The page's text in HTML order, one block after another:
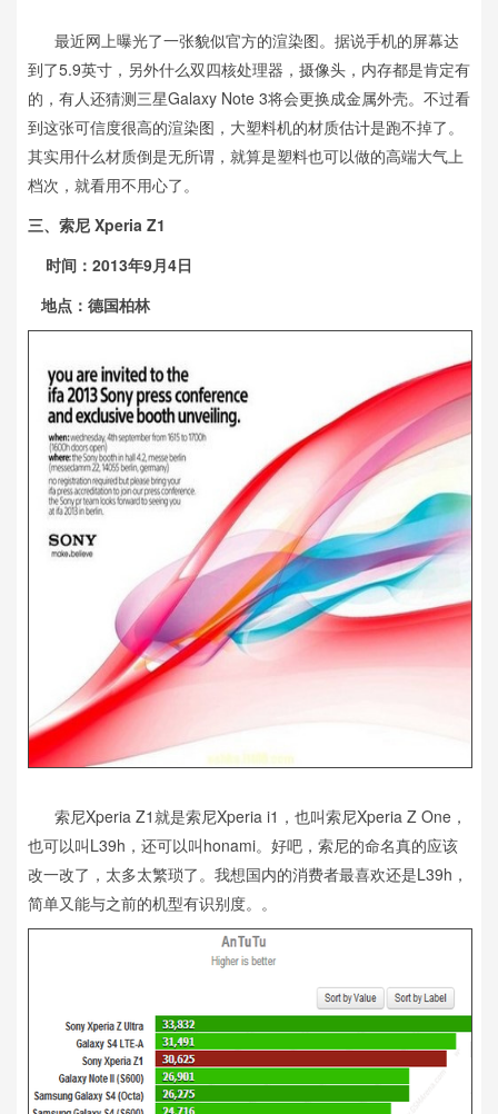
最近网上曝光了一张貌似官方的渲染图。据说手机的屏幕达
到了5.9英寸，另外什么双四核处理器，摄像头，内存都是肯定有
的，有人还猜测三星Galaxy Note 3将会更换成金属外壳。不过看
到这张可信度很高的渲染图，大塑料机的材质估计是跑不掉了。
其实用什么材质倒是无所谓，就算是塑料也可以做的高端大气上
档次，就看用不用心了。
三、索尼 Xperia Z1
时间：2013年9月4日
地点：德国柏林
索尼Xperia Z1就是索尼Xperia i1，也叫索尼Xperia Z One，
也可以叫L39h，还可以叫honami。好吧，索尼的命名真的应该
改一改了，太多太繁琐了。我想国内的消费者最喜欢还是L39h，
简单又能与之前的机型有识别度。。